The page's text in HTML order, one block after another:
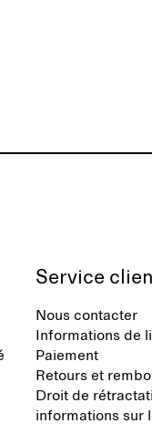
Service
Nous contacter
Informations de
Paiement
Retours et
Droit de
informations sur